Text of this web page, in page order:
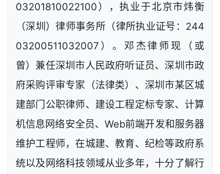
03201810022100），执业于北京市炜衡
（深圳）律师事务所（律所执业证号：244
03200511032007）。邓杰律师现（或
曾）兼任深圳市人民政府听证员、深圳市政
府采购评审专家（法律类）、深圳市某区城
建部门公职律师、建设工程定标专家、计算
机信息网络安全员、Web前端开发和服务器
维护工程师，在城建、教育、纪检等政府系
统以及网络科技领域从业多年，十分了解行